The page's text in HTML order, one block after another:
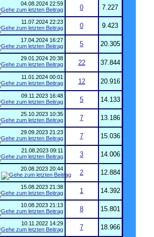
04.08.2024 22:59
0
7.227
11.07.2024 22:23
0
9.423
17.04.2024 16:27
5
20.305
29.01.2024 20:38
22
37.844
11.01.2024 00:01
12
20.916
09.11.2023 16:48
5
14.133
25.10.2023 10:35
7
13.186
29.09.2023 21:23
7
15.036
21.08.2023 09:11
3
14.006
20.08.2023 20:44
2
12.884
15.08.2023 21:38
1
14.392
10.08.2023 21:13
8
15.801
10.11.2022 14:29
7
18.966